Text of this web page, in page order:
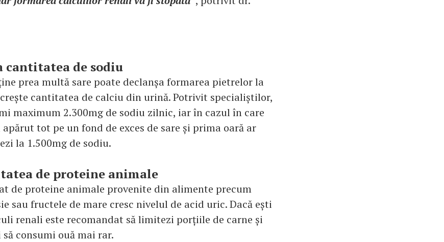
cantitatea de sodiu
prea multă sare poate declanșa formarea pietrelor la
cantitatea de calciu din urină. Potrivit specialiștilor,
maximum 2.300mg de sodiu zilnic, iar în cazul în care
tot pe un fond de exces de sare și prima oară ar
la 1.500mg de sodiu.
de proteine animale
de proteine animale provenite din alimente precum
sau fructele de mare cresc nivelul de acid uric. Dacă ești
renali este recomandat să limitezi porțiile de carne și
consumi ouă mai rar.